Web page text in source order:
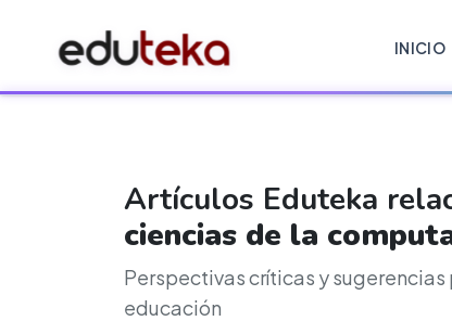
INICIO
Artículos Eduteka
ciencias de la
Perspectivas críticas y
educación